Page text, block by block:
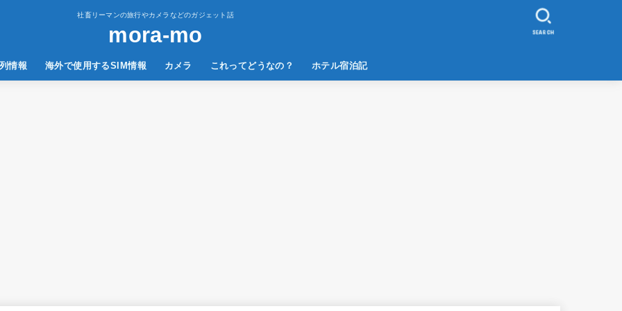
社畜リーマンの旅行やカメラなどのガジェット話
mora-mo
情報 海外で使用するSIM情報 カメラ これってどうなの？ ホテル宿泊記
SEARCH